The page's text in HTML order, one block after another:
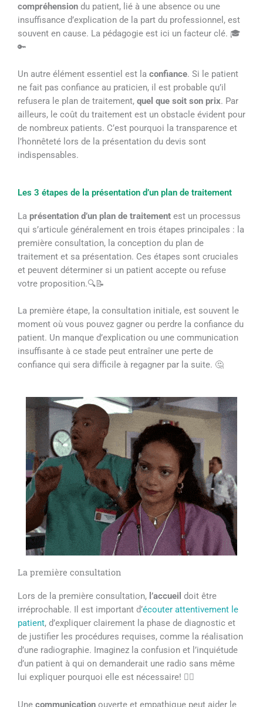
compréhension du patient, lié à une absence ou une
insuffisance d’explication de la part du professionnel, est
souvent en cause. La pédagogie est ici un facteur clé. 🎓
🔑
Un autre élément essentiel est la confiance. Si le patient
ne fait pas confiance au praticien, il est probable qu’il
refusera le plan de traitement, quel que soit son prix. Par
ailleurs, le coût du traitement est un obstacle évident pour
de nombreux patients. C’est pourquoi la transparence et
l’honnêteté lors de la présentation du devis sont
indispensables.
Les 3 étapes de la présentation d’un plan de traitement
La présentation d’un plan de traitement est un processus
qui s’articule généralement en trois étapes principales : la
première consultation, la conception du plan de
traitement et sa présentation. Ces étapes sont cruciales
et peuvent déterminer si un patient accepte ou refuse
votre proposition.🔍📝
La première étape, la consultation initiale, est souvent le
moment où vous pouvez gagner ou perdre la confiance du
patient. Un manque d’explication ou une communication
insuffisante à ce stade peut entraîner une perte de
confiance qui sera difficile à regagner par la suite. 🤔
La première consultation
Lors de la première consultation, l’accueil doit être
irréprochable. Il est important d’écouter attentivement le
patient, d’expliquer clairement la phase de diagnostic et
de justifier les procédures requises, comme la réalisation
d’une radiographie. Imaginez la confusion et l’inquiétude
d’un patient à qui on demanderait une radio sans même
lui expliquer pourquoi elle est nécessaire! 🤷‍♀️
Une communication ouverte et empathique peut aider le